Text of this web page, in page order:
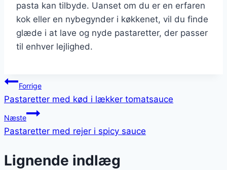
pasta kan tilbyde. Uanset om du er en erfaren
kok eller en nybegynder i køkkenet, vil du finde
glæde i at lave og nyde pastaretter, der passer
til enhver lejlighed.
Indlægsnavigation
Forrige
Pastaretter med kød i lækker tomatsauce
Næste
Pastaretter med rejer i spicy sauce
Lignende indlæg